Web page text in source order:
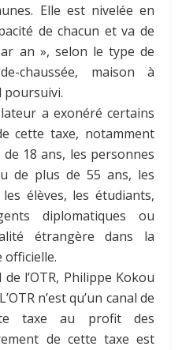
Elle est nivelée en
de chacun et va de
an », selon le type de
chaussée, maison à
poursuivi.
a exonéré certains
cette taxe, notamment
18 ans, les personnes
de plus de 55 ans, les
élèves, les étudiants,
diplomatiques ou
étrangère dans la
officielle.
l’OTR, Philippe Kokou
n’est qu’un canal de
taxe au profit des
de cette taxe est